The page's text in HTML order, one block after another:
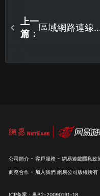
上一
篇：
區域網路連線
公司簡介 - 客戶服務 - 網易遊戲隱私政
商務合作 - 加入我們 網易公司版權所
ICP备案：粤B2-20090191-18